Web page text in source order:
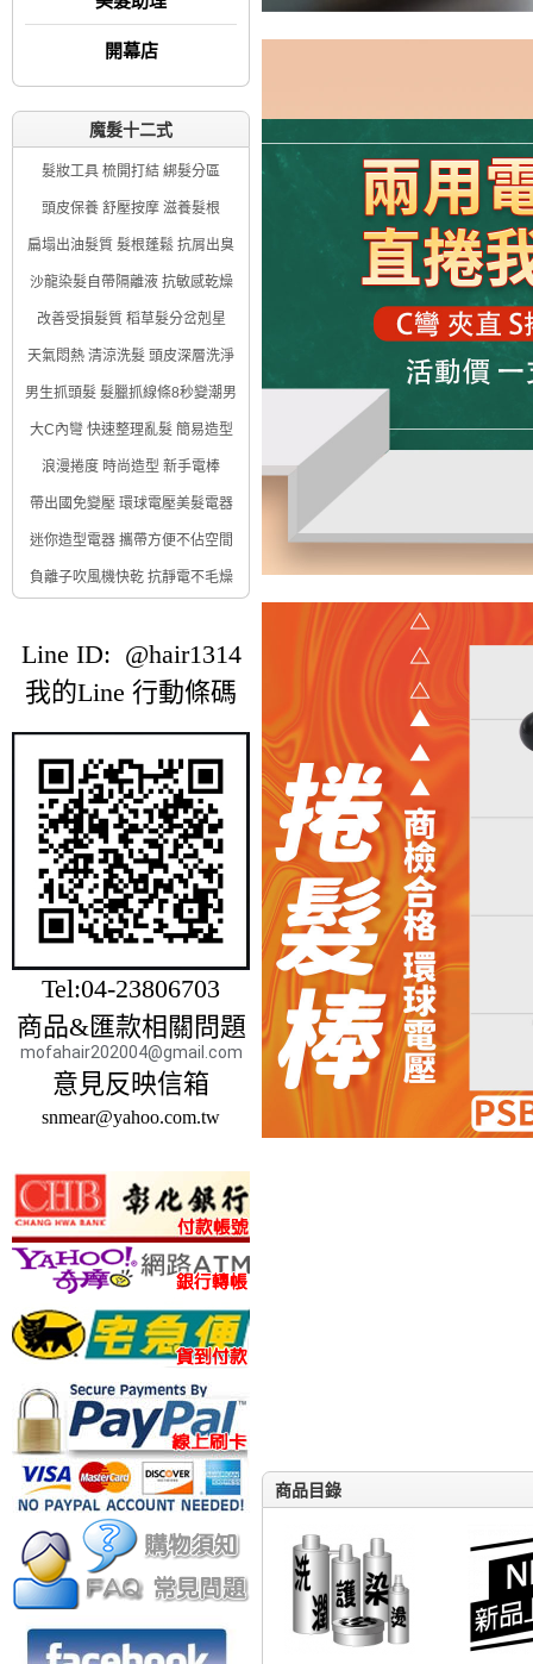
開幕店
魔髮十二式
髮妝工具 梳開打結 綁髮分區
頭皮保養 舒壓按摩 滋養髮根
扁塌出油髮質 髮根蓬鬆 抗屑出臭
沙龍染髮自帶隔離液 抗敏感乾燥
改善受損髮質 稻草髮分岔剋星
天氣悶熱 清涼洗髮 頭皮深層洗淨
男生抓頭髮 髮臘抓線條8秒變潮男
大C內彎 快速整理亂髮 簡易造型
浪漫捲度 時尚造型 新手電棒
帶出國免變壓 環球電壓美髮電器
迷你造型電器 攜帶方便不佔空間
負離子吹風機快乾 抗靜電不毛燥
Line ID: @hair1314
我的Line 行動條碼
Tel:04-23806703
商品&匯款相關問題
mofahair202004@gmail.com
意見反映信箱
snmear@yahoo.com.tw
商品目錄